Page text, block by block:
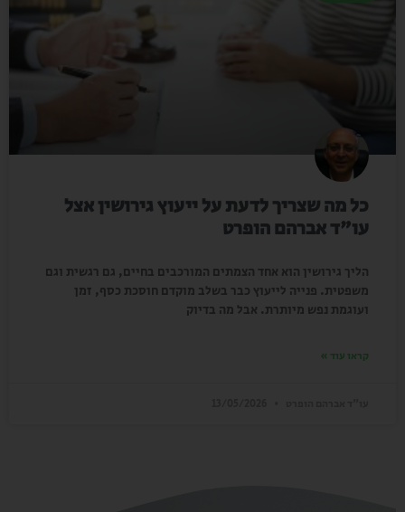
כל מה שצריך לדעת על ייעוץ גירושין אצל
עו"ד אברהם הופרט
הליך גירושין הוא אחד הצמתים המורכבים בחיים, גם רגשית וגם
משפטית. פנייה לייעוץ כבר בשלב מוקדם חוסכת כסף, זמן
ועוגמת נפש מיותרת. אבל מה בדיוק
קראו עוד »